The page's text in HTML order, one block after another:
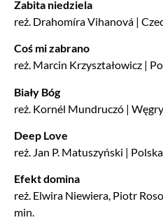
Zabita niedziela
reż. Drahomíra Vihanová |
Coś mi zabrano
reż. Marcin Krzyształowicz |
Biały Bóg
reż. Kornél Mundruczó |
Deep Love
reż. Jan P. Matuszyński |
Efekt domina
reż. Elwira Niewiera, Piotr
min.